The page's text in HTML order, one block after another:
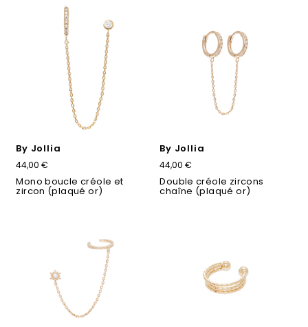
By Jollia
44,00 €
Mono boucle créole et
zircon (plaqué or)
By Jollia
44,00 €
Double créole zircons
chaîne (plaqué or)